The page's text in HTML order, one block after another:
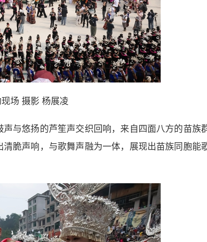
场 摄影 杨展凌
悠扬的芦笙声交织回响，来自四面八方的苗族
脆声响，与歌舞声融为一体，展现出苗族同胞能